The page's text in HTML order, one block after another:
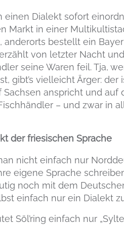
einen Dialekt sofort
Markt in einer
anderorts bestellt ein
von letzter Nacht
seine Waren feil. Tja,
gibt’s vielleicht Ärger:
anspricht und auf
– und zwar in
der friesischen Sprache
nicht einfach nur
eigene Sprache
noch mit dem
einfach nur ein Dialekt
Söl’ring einfach nur